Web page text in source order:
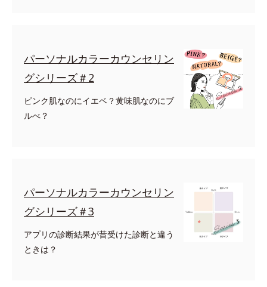
パーソナルカラーカウンセリン
グシリーズ＃2
ピンク肌なのにイエベ？黄味肌なのにブ
ルべ？
パーソナルカラーカウンセリン
グシリーズ＃3
アプリの診断結果が昔受けた診断と違う
ときは？